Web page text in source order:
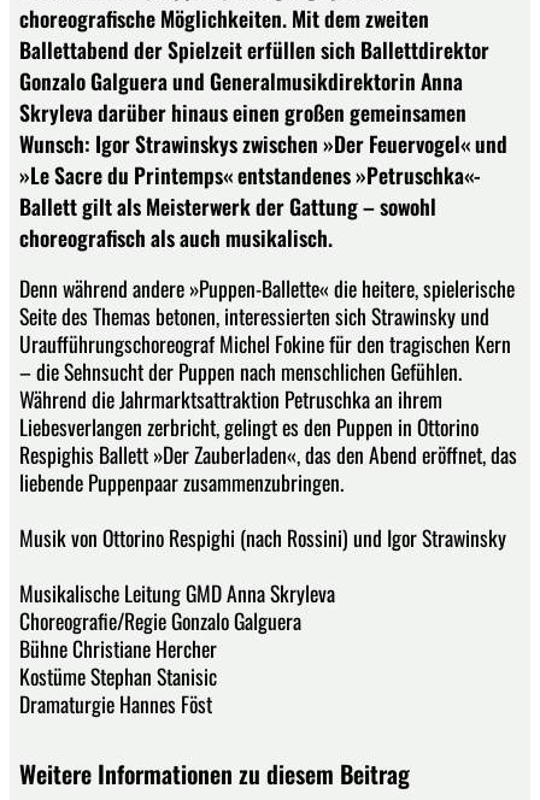
choreografische Möglichkeiten. Mit dem zweiten
Ballettabend der Spielzeit erfüllen sich Ballettdirektor
Gonzalo Galguera und Generalmusikdirektorin Anna
Skryleva darüber hinaus einen großen gemeinsamen
Wunsch: Igor Strawinskys zwischen »Der Feuervogel« und
»Le Sacre du Printemps« entstandenes »Petruschka«-
Ballett gilt als Meisterwerk der Gattung – sowohl
choreografisch als auch musikalisch.
Denn während andere »Puppen-Ballette« die heitere, spielerische
Seite des Themas betonen, interessierten sich Strawinsky und
Uraufführungschoreograf Michel Fokine für den tragischen Kern
– die Sehnsucht der Puppen nach menschlichen Gefühlen.
Während die Jahrmarktsattraktion Petruschka an ihrem
Liebesverlangen zerbricht, gelingt es den Puppen in Ottorino
Respighis Ballett »Der Zauberladen«, das den Abend eröffnet, das
liebende Puppenpaar zusammenzubringen.
Musik von Ottorino Respighi (nach Rossini) und Igor Strawinsky
Musikalische Leitung GMD Anna Skryleva
Choreografie/Regie Gonzalo Galguera
Bühne Christiane Hercher
Kostüme Stephan Stanisic
Dramaturgie Hannes Föst
Weitere Informationen zu diesem Beitrag